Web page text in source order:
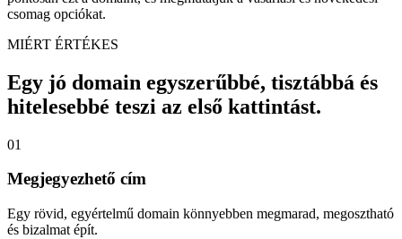
csomag opciókat.
MIÉRT ÉRTÉKES
Egy jó domain egyszerűbbé, tisztábbá és
hitelesebbé teszi az első kattintást.
01
Megjegyezhető cím
Egy rövid, egyértelmű domain könnyebben megmarad, megosztható
és bizalmat épít.